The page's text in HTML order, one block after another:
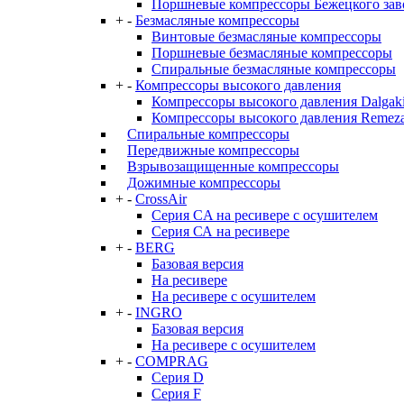
Поршневые компрессоры Бежецкого
+ - Безмасляные компрессоры
Винтовые безмасляные компрессоры
Поршневые безмасляные компрессоры
Спиральные безмасляные компрессоры
+ - Компрессоры высокого давления
Компрессоры высокого давления
Компрессоры высокого давления
Спиральные компрессоры
Передвижные компрессоры
Взрывозащищенные компрессоры
Дожимные компрессоры
+ - CrossAir
Серия CA на ресивере с осушителем
Серия СА на ресивере
+ - BERG
Базовая версия
На ресивере
На ресивере с осушителем
+ - INGRO
Базовая версия
На ресивере с осушителем
+ - COMPRAG
Серия D
Серия F